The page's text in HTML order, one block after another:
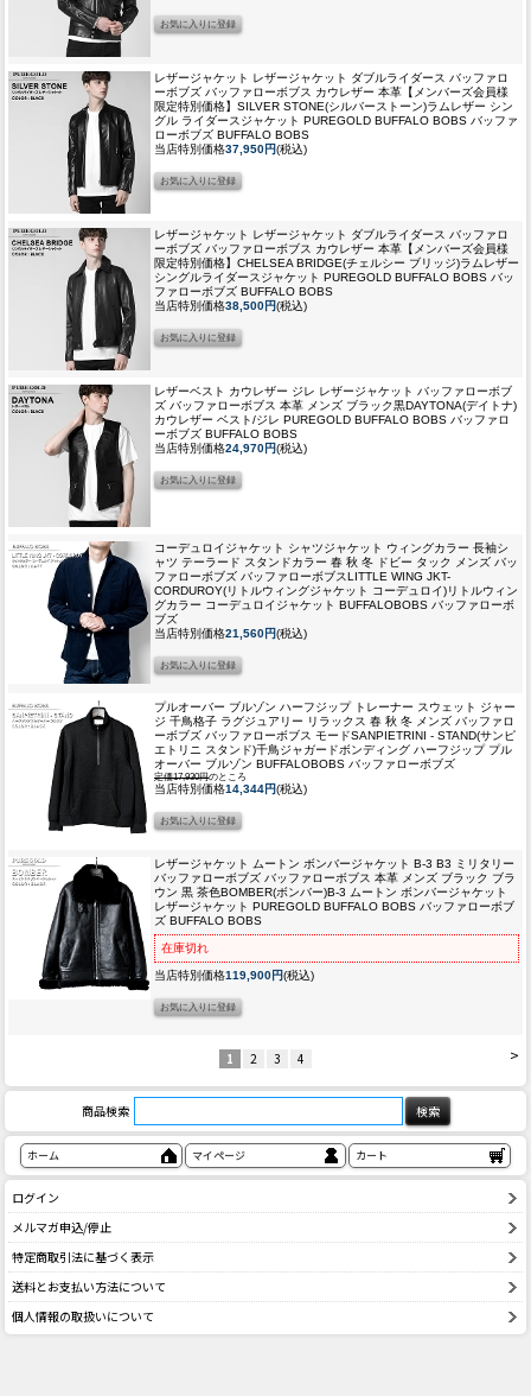
レザージャケット レザージャケット ダブルライダース バッファロ
ーボブズ バッファローボブス カウレザー 本革 【メンバーズ会員様
限定特別価格】SILVER STONE(シルバーストーン)ラムレザー シン
グル ライダースジャケット PUREGOLD BUFFALO BOBS バッファ
ローボブズ BUFFALO BOBS
当店特別価格37,950円(税込)
レザージャケット レザージャケット ダブルライダース バッファロ
ーボブズ バッファローボブス カウレザー 本革 【メンバーズ会員様
限定特別価格】CHELSEA BRIDGE(チェルシー ブリッジ)ラムレザー
シングルライダースジャケット PUREGOLD BUFFALO BOBS バッ
ファローボブズ BUFFALO BOBS
当店特別価格38,500円(税込)
レザーベスト カウレザー ジレ レザージャケット バッファローボブ
ズ バッファローボブス 本革 メンズ ブラック黒DAYTONA(デイトナ)
カウレザー ベスト/ジレ PUREGOLD BUFFALO BOBS バッファロ
ーボブズ BUFFALO BOBS
当店特別価格24,970円(税込)
コーデュロイジャケット シャツジャケット ウィングカラー 長袖シ
ャツ テーラード スタンドカラー 春 秋 冬 ドビー タック メンズ バッ
ファローボブズ バッファローボブスLITTLE WING JKT-
CORDUROY(リトルウィングジャケット コーデュロイ)リトルウィン
グカラー コーデュロイジャケット BUFFALOBOBS バッファローボ
ブズ
当店特別価格21,560円(税込)
プルオーバー ブルゾン ハーフジップ トレーナー スウェット ジャー
ジ 千鳥格子 ラグジュアリー リラックス 春 秋 冬 メンズ バッファロ
ーボブズ バッファローボブス モードSANPIETRINI - STAND(サンピ
エトリニ スタンド)千鳥ジャガードボンディング ハーフジップ プル
オーバー ブルゾン BUFFALOBOBS バッファローボブズ
定価17,930円のところ
当店特別価格14,344円(税込)
レザージャケット ムートン ボンバージャケット B-3 B3 ミリタリー
バッファローボブズ バッファローボブス 本革 メンズ ブラック ブラ
ウン 黒 茶色BOMBER(ボンバー)B-3 ムートン ボンバージャケット
レザージャケット PUREGOLD BUFFALO BOBS バッファローボブ
ズ BUFFALO BOBS
在庫切れ
当店特別価格119,900円(税込)
>
1 2 3 4
商品検索
ホーム マイページ カート
ログイン
メルマガ申込/停止
特定商取引法に基づく表示
送料とお支払い方法について
個人情報の取扱いについて